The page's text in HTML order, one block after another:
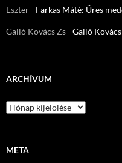
Eszter- Farkas Máté: Üres
Galló Kovács Zs-Galló
ARCHÍVUM
Archívum
META